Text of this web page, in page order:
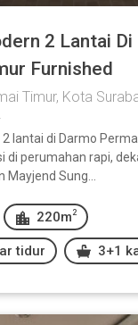
2 Lantai Di
Furnished
Timur, Kota
lantai di Darmo
di perumahan rapi,
Sung...
220m 2
tidur 3+1